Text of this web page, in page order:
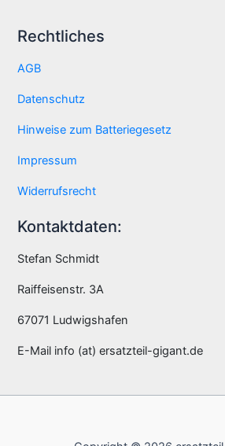
Rechtliches
AGB
Datenschutz
Hinweise zum Batteriegesetz
Impressum
Widerrufsrecht
Kontaktdaten:
Stefan Schmidt
Raiffeisenstr. 3A
67071 Ludwigshafen
E-Mail info (at) ersatzteil-gigant.de